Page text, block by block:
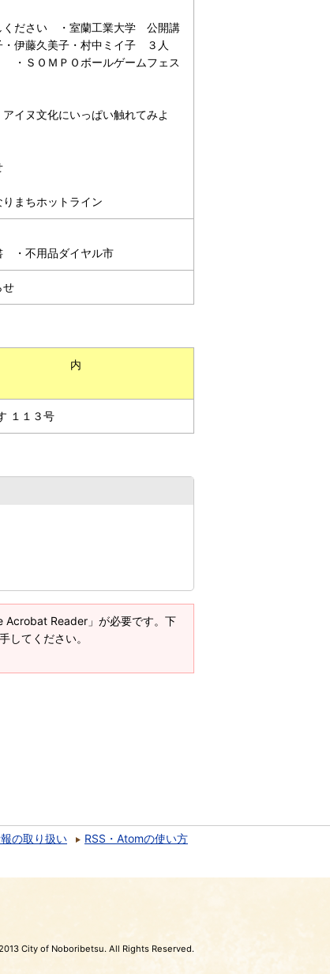
ください ・室蘭工業大学 公開講
伊藤久美子・村中ミイ子 ３人
・ＳＯＭＰＯボールゲームフェス
イヌ文化にいっぱい触れてみよ
まちホットライン
・不用品ダイヤル市
せ
す １１３号
Acrobat Reader」が必要です。下
てください。
の取り扱い
RSS・Atomの使い方
City of Noboribetsu. All Rights Reserved.